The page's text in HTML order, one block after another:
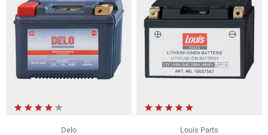
Delo
Louis Parts